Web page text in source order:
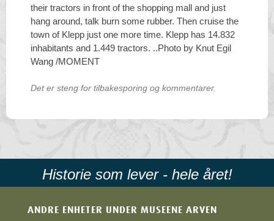
their tractors in front of the shopping mall and just
hang around, talk burn some rubber. Then cruise the
town of Klepp just one more time. Klepp has 14.832
inhabitants and 1.449 tractors. ..Photo by Knut Egil
Wang /MOMENT
Det er steng for tilbakesporing og kommentarer.
Historie som lever - hele året!
ANDRE ENHETER UNDER MUSEENE ARVEN